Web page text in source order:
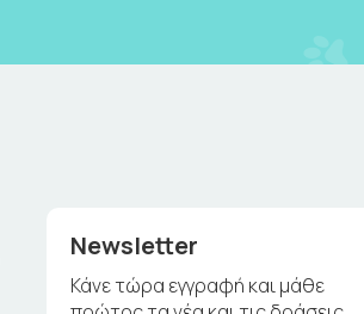
Newsletter
Κάνε τώρα εγγραφή και μάθε